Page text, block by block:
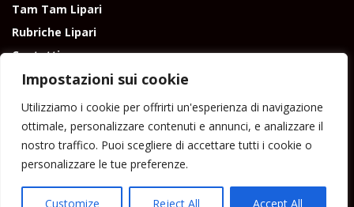
Impostazioni sui cookie
Utilizziamo i cookie per offrirti un'esperienza di navigazione
ottimale, personalizzare contenuti e annunci, e analizzare il
nostro traffico. Puoi scegliere di accettare tutti i cookie o
personalizzare le tue preferenze.
Customize Reject All Accept All
Tam Tam Lipari
Rubriche Lipari
Contatti
Direttore responsabile: Peppe Paino - Eolmedia, via Zinzolo, 20 - 980555 -
Lipari (Me) - Tel. 3924544698 e-mail: giornaledilipari@gmail.com -
peppepaino1@gmail.com Testata registrata al Tribunale di Barcellona